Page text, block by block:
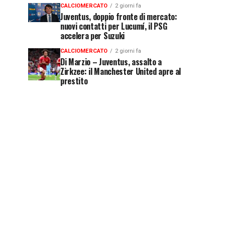
CALCIOMERCATO 2 giorni fa
Juventus, doppio fronte di mercato:
nuovi contatti per Lucumí, il PSG
accelera per Suzuki
CALCIOMERCATO 2 giorni fa
Di Marzio – Juventus, assalto a
Zirkzee: il Manchester United apre al
prestito